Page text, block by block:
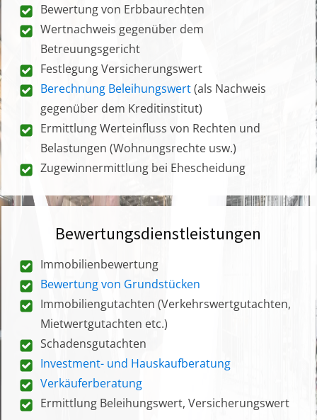
Bewertung von Erbbaurechten
Wertnachweis gegenüber dem
Betreuungsgericht
Festlegung Versicherungswert
Berechnung Beleihungswert(als Nachweis
gegenüber dem Kreditinstitut)
Ermittlung Werteinfluss von Rechten und
Belastungen (Wohnungsrechte usw.)
Zugewinnermittlung bei Ehescheidung
Bewertungsdienstleistungen
Immobilienbewertung
Bewertung von Grundstücken
Immobiliengutachten (Verkehrswertgutachten,
Mietwertgutachten etc.)
Schadensgutachten
Investment- und Hauskaufberatung
Verkäuferberatung
Ermittlung Beleihungswert, Versicherungswert